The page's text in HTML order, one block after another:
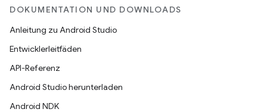
DOKUMENTATION UND DOWNLOADS
Anleitung zu Android Studio
Entwicklerleitfäden
API-Referenz
Android Studio herunterladen
Android NDK